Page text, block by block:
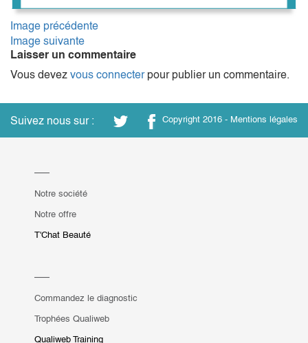
Image précédente
Image suivante
Laisser un commentaire
Vous devez vous connecterpour publier un commentaire.
Suivez nous sur : Copyright 2016 - Mentions légales
Notre société
Notre offre
T'Chat Beauté
Commandez le diagnostic
Trophées Qualiweb
Qualiweb Training